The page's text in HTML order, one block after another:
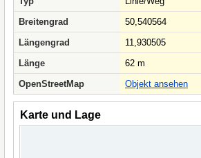
Breitengrad
50,540564
Längengrad
11,930505
Länge
62 m
OpenStreetMap
Objekt ansehen
Karte und Lage